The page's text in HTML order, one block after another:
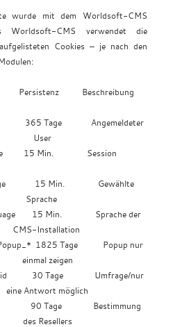
wurde mit dem Worldsoft-CMS
Worldsoft-CMS verwendet die
Cookies – je nach den
Beschreibung
365 Tage Angemeldeter
User
15 Min. Session
15 Min. Gewählte
Sprache
15 Min. Sprache der
CMS-Installation
1825 Tage Popup nur
einmal zeigen
30 Tage Umfrage/nur
eine Antwort möglich
90 Tage Bestimmung
des Resellers